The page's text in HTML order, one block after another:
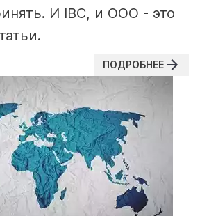
И IBC, и ООО - это
ПОДРОБНЕЕ